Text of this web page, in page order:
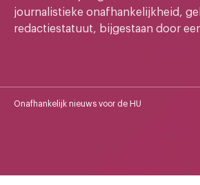
journalistieke onafhankelijkheid,
redactiestatuut, bijgestaan door
Onafhankelijk nieuws voor de HU